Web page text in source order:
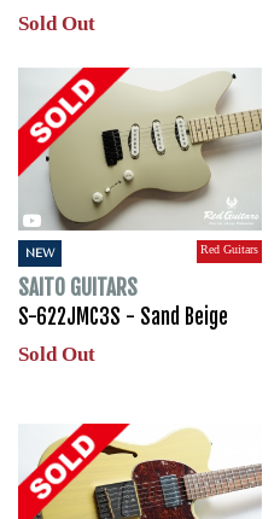
Sold Out
NEW Red Guitars
SAITO GUITARS
S-622JMC3S - Sand Beige
Sold Out